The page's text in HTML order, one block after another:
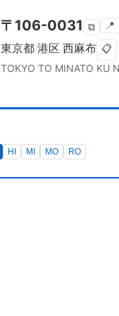
〒 106-0031 ⧉ 📍
東京都 港区 西麻布 📋
TOKYO TO MINATO KU
HI MI MO RO